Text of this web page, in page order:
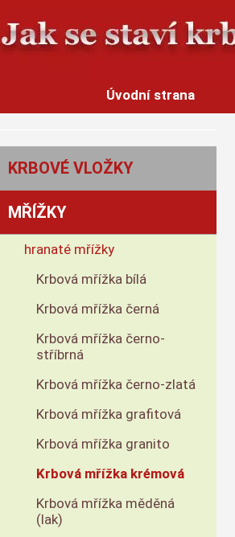
Úvodní strana
KRBOVÉ VLOŽKY
MŘÍŽKY
hranaté mřížky
Krbová mřížka bílá
Krbová mřížka černá
Krbová mřížka černo-
stříbrná
Krbová mřížka černo-zlatá
Krbová mřížka grafitová
Krbová mřížka granito
Krbová mřížka krémová
Krbová mřížka měděná
(lak)